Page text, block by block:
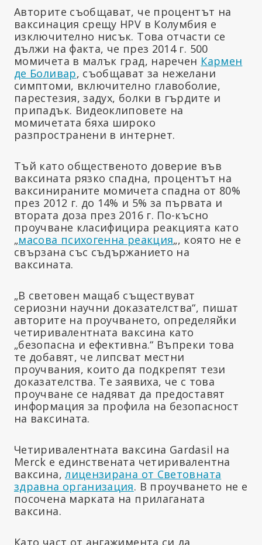
Авторите съобщават, че процентът на
ваксинация срещу HPV в Колумбия е
изключително нисък. Това отчасти се
дължи на факта, че през 2014 г. 500
момичета в малък град, наречен Кармен
де Боливар, съобщават за нежелани
симптоми, включително главоболие,
парестезия, задух, болки в гърдите и
припадък. Видеоклиповете на
момичетата бяха широко
разпространени в интернет.
Тъй като общественото доверие във
ваксината рязко спадна, процентът на
ваксинираните момичета спадна от 80%
през 2012 г. до 14% и 5% за първата и
втората доза през 2016 г. По-късно
проучване класифицира реакцията като
„масова психогенна реакция„, която не е
свързана със съдържанието на
ваксината.
„В световен мащаб съществуват
сериозни научни доказателства“, пишат
авторите на проучването, определяйки
четиривалентната ваксина като
„безопасна и ефективна.“ Въпреки това
те добавят, че липсват местни
проучвания, които да подкрепят тези
доказателства. Те заявиха, че с това
проучване се надяват да предоставят
информация за профила на безопасност
на ваксината.
Четиривалентната ваксина Gardasil на
Merck е единствената четиривалентна
ваксина,лицензирана от Световната
здравна организация. В проучването не е
посочена марката на прилаганата
ваксина.
Като част от ангажимента си да